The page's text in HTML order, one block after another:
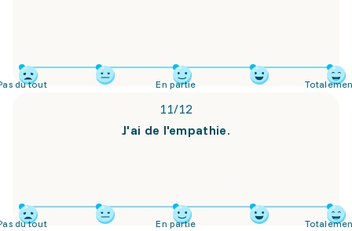
du tout En partie
11/12
J'ai de l'empathie.
du tout En partie